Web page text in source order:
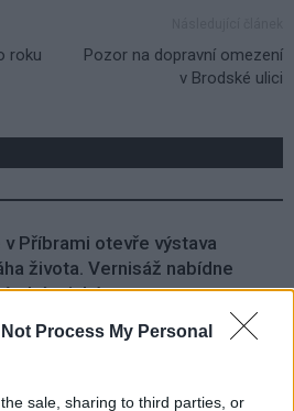
Not Process My Personal
sale, sharing to third parties, or
roku
Pozor na dopravní omezení
v Brodské ulici
v Příbrami otevře výstava
života. Vernisáž nabídne
a básnický program
hudby na zámku Dobříš sází na
žánry i rodinným programem